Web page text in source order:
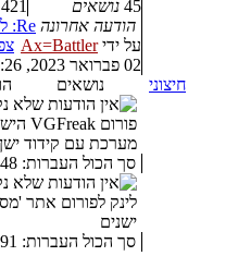
45 נושאים 421
הודעה אחרונה Re: ליברלק RR - משחקים נראים …
על ידיAx=Battler
02 פברואר 2023, 10:26
חיצוני
נושאים
מערכת עם קידוד ישן
סך הכול העברות: 1964448
לינק לפורום אתר
ישנים
סך הכול העברות: 1906791